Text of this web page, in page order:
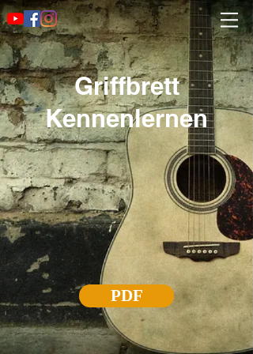
Griffbrett
Kennenlernen
PDF